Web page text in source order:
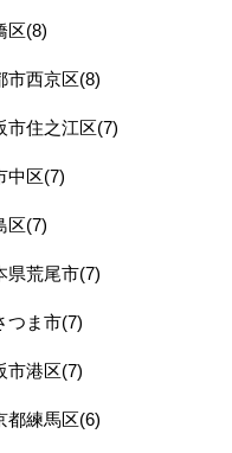
区(8)
市西京区(8)
市住之江区(7)
中区(7)
区(7)
県荒尾市(7)
つま市(7)
市港区(7)
都練馬区(6)